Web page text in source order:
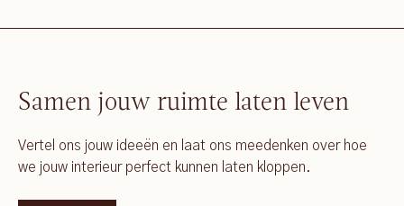
Samen jouw ruimte laten leven
Vertel ons jouw ideeën en laat ons meedenken over hoe
we jouw interieur perfect kunnen laten kloppen.